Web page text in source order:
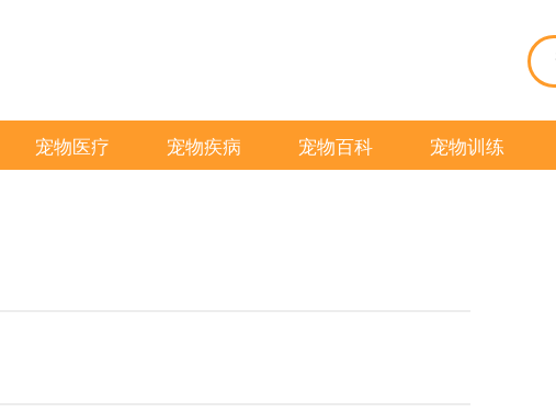
宠物医疗 宠物疾病 宠物百科 宠物训练